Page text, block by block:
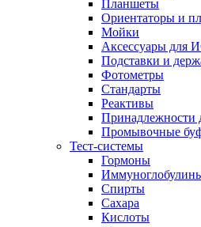
Планшеты
Ориентаторы и
Мойки
Аксессуары для
Подставки и
Фотометры
Стандарты
Реактивы
Принадлежности
Промывочные
Тест-системы
Гормоны
Спирты
Сахара
Кислоты